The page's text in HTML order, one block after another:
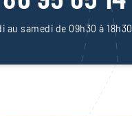
au samedi de 09h30 à 18h30